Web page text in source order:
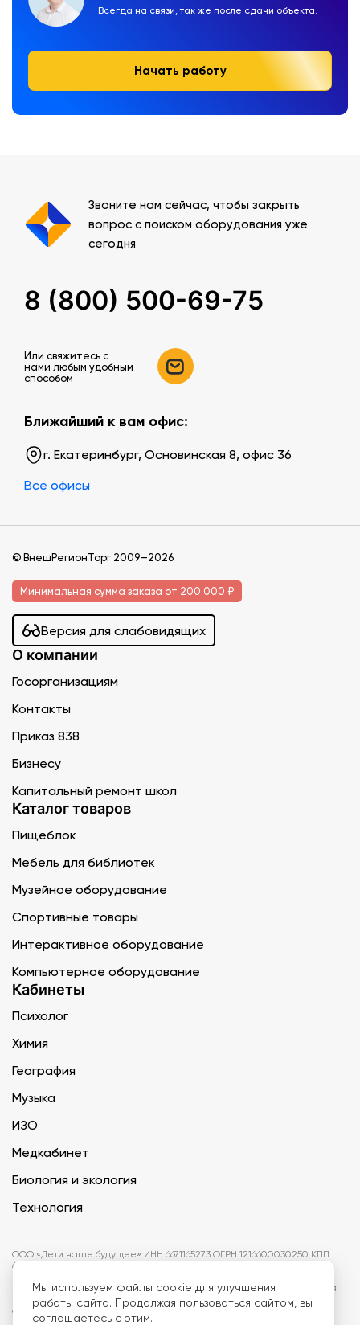
Всегда на связи, так же после сдачи объекта.
Начать работу
Звоните нам сейчас, чтобы закрыть
вопрос с поиском оборудования уже
сегодня
8 (800) 500-69-75
Или свяжитесь c
нами любым удобным
способом
Ближайший к вам офис:
г. Екатеринбург, Основинская 8, офис 36
Все офисы
© ВнешРегионТорг 2009—2026
Минимальная сумма заказа от 200 000 ₽
Версия для слабовидящих
О компании
Госорганизациям
Контакты
Приказ 838
Бизнесу
Капитальный ремонт школ
Каталог товаров
Пищеблок
Мебель для библиотек
Музейное оборудование
Спортивные товары
Интерактивное оборудование
Компьютерное оборудование
Кабинеты
Психолог
Химия
География
Музыка
ИЗО
Медкабинет
Биология и экология
Технология
ООО «Дети наше будущее» ИНН 6671165273 ОГРН 1216600030250 КПП
667101001 БИК 046577674
Информация на сайте не является публичной офертой. Изображения
могут отличаться от поставляемых товаров. Поставщик оставляет за
собой право изменить цены и характеристики товаров без
предварительного уведомления заказчика, если это не влияет на
Мы используем файлы cookie для улучшения
работы сайта. Продолжая пользоваться сайтом, вы
соглашаетесь с этим.